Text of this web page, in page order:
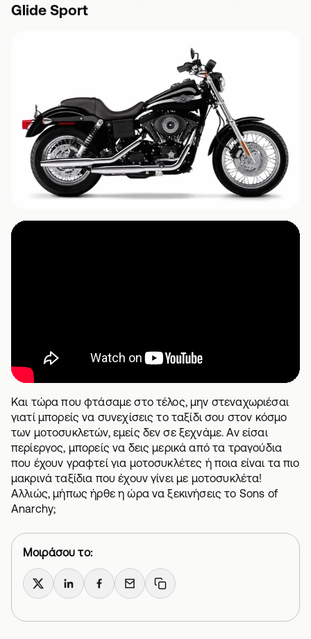
Glide Sport
Και τώρα που φτάσαμε στο τέλος, μην στεναχωριέσαι
γιατί μπορείς να συνεχίσεις το ταξίδι σου στον κόσμο
των μοτοσυκλετών, εμείς δεν σε ξεχνάμε. Αν είσαι
περίεργος, μπορείς να δεις μερικά απότα τραγούδια
που έχουν γραφτεί για μοτοσυκλέτες ή ποια είναι τα πιο
μακρινά ταξίδια που έχουν γίνει με μοτοσυκλέτα!
Αλλιώς, μήπως ήρθε η ώρα να ξεκινήσεις το Sons of
Anarchy;
Μοιράσου το:
X LinkedInFacebook
Email Copy link